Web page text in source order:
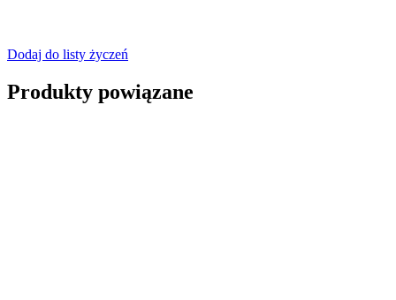
Dodaj do listy życzeń
Produkty powiązane